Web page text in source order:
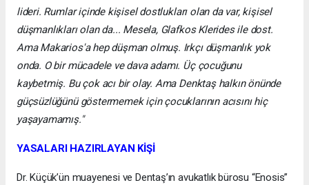
lideri. Rumlar içinde kişisel dostlukları olan da var, kişisel
düşmanlıkları olan da... Mesela, Glafkos Klerides ile dost.
Ama Makarios'a hep düşman olmuş. Irkçı düşmanlık yok
onda. O bir mücadele ve dava adamı. Üç çocuğunu
kaybetmiş. Bu çok acı bir olay. Ama Denktaş halkın önünde
güçsüzlüğünü göstermemek için çocuklarının acısını hiç
yaşayamamış."
YASALARI HAZIRLAYAN KİŞİ
Dr. Küçük’ün muayenesi ve Dentaş’ın avukatlık bürosu “Enosis”